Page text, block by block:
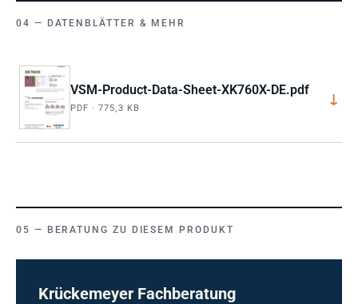
DATENBLÄTTER & MEHR
VSM-Product-Data-Sheet-XK760X-DE.pdf
PDF · 775,3 KB
↓
BERATUNG ZU DIESEM PRODUKT
Krückemeyer Fachberatung